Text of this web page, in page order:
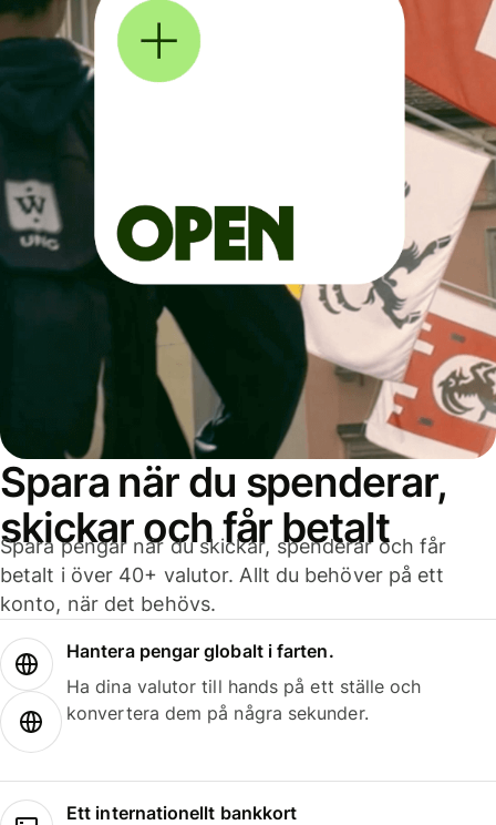
Spara när du spenderar,
skickar och får betalt
Spara pengar när du skickar, spenderar och får
betalt i över 40+ valutor. Allt du behöver på ett
konto, när det behövs.
Hantera pengar globalt i farten.
Ha dina valutor till hands på ett ställe och
konvertera dem på några sekunder.
Ett internationellt bankkort